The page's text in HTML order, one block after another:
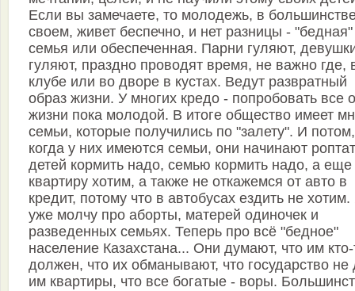
Если вы замечаете, то молодежь, в
своем, живет беспечно, и нет разницы - "бедная"
семья или обеспеченная. Парни гуляют,
гуляют, праздно проводят время, не важно где,
клубе или во дворе в кустах. Ведут развратный
образ жизни. У многих кредо - попробовать все
жизни пока молодой. В итоге общество имеет
семьи, которые получились по "залету". И потом,
когда у них имеются семьи, они начинают
детей кормить надо, семью кормить надо, а еще
квартиру хотим, а также не откажемся от авто в
кредит, потому что в автобусах ездить не
уже молчу про аборты, матерей одиночек и
разведенных семьях. Теперь про всё "бедное"
население Казахстана... Они думают, что им кто-
должен, что их обманывают, что государство не
им квартиры, что все богатые - воры.